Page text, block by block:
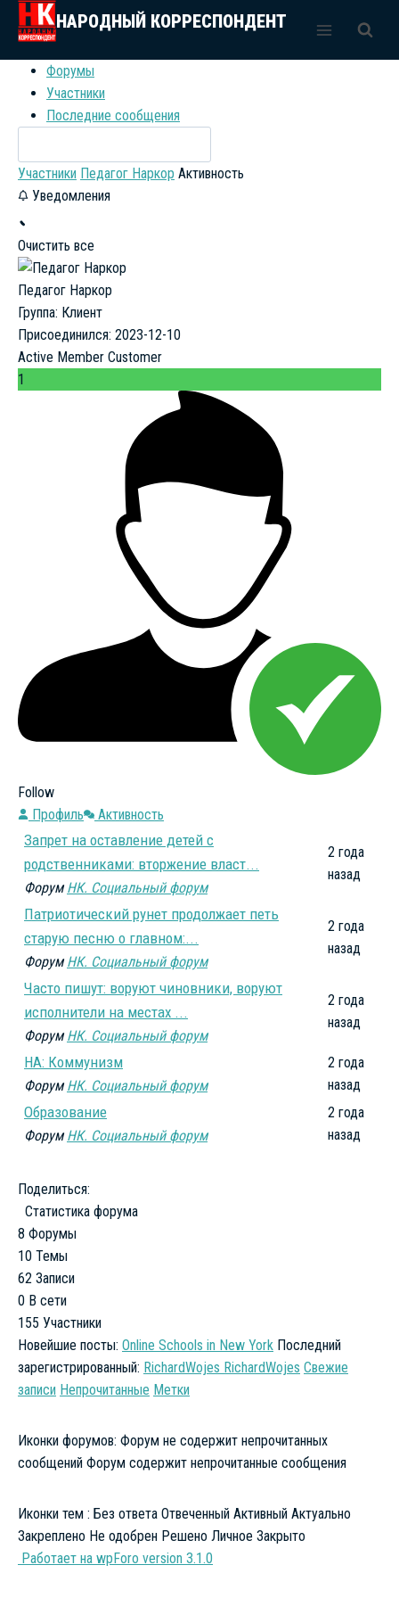
Перейти
содержимому
НАРОДНЫЙ КОРРЕСПОНДЕНТ
Форумы
Участники
Последние сообщения
Участники Педагог Наркор Активность
Уведомления
Очистить все
Педагог Наркор
Группа: Клиент
Присоединился: 2023-12-10
Active Member Customer
1
Follow
Профиль
Активность
Запрет на оставление детей с
родственниками: вторжение власт...
Форум НК. Социальный форум
2 года
назад
Патриотический рунет продолжает петь
старую песню о главном:...
Форум НК. Социальный форум
2 года
назад
Часто пишут: воруют чиновники, воруют
исполнители на местах ...
Форум НК. Социальный форум
2 года
назад
НА: Коммунизм
Форум НК. Социальный форум
2 года
назад
Образование
Форум НК. Социальный форум
2 года
назад
Поделиться:
Статистика форума
8 Форумы
10 Темы
62 Записи
0 В сети
155 Участники
Новейшие посты: Online Schools in New York Последний
зарегистрированный: RichardWojes RichardWojes Свежие
записи Непрочитанные Метки
Иконки форумов: Форум не содержит непрочитанных
сообщений Форум содержит непрочитанные сообщения
Иконки тем : Без ответа Отвеченный Активный Актуально
Закреплено Не одобрен Решено Личное Закрыто
Работает на wpForo version 3.1.0